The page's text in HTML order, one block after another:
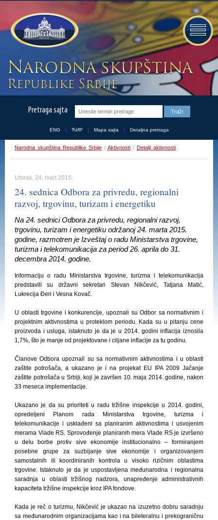
Pretraga sajta
ENG ЋИР Mapa sajta Detaljna pretraga
Narodna skupština Republike Srbije / Aktivnosti / Detalji aktivnosti
Utorak, 24. mart 2015.
24. sednica Odbora za privredu, regionalni
razvoj, trgovinu, turizam i energetiku
Na 24. sednici Odbora za privredu, regionalni razvoj,
trgovinu, turizam i energetiku održanoj 24. marta 2015.
godine, razmotren je Izveštaj o radu Ministarstva trgovine,
turizma i telekomunikacija za period 26. aprila do 31.
decembra 2014. godine.
Informaciju o radu Ministarstva trgovine, turizma i telekomunikacija
predstavili su državni sekretari Stevan Nikčević, Tatjana Matić,
Lukrecija Đeri i Vesna Kovač.
U oblasti trgovine i konkurencije, upoznali su Odbor sa normativnim i
projektnim aktivnostima u proteklom periodu. Kada su u pitanju cene
proizvoda i usluga, istaknuto je da je u 2014. godini inflacija iznosila
1,7%, što je manje od projektovane i ciljane inflacije za tu godinu.
Članove Odbora upoznali su sa normativnim aktivnostima i u oblasti
zaštite potrošača, a ukazano je i na projekat EU IPA 2009 Jačanje
zaštite potrošača u Srbiji, koji je završen 10. maja 2014. godine, nakon
33 meseca implementacije.
Ukazano je da su prioriteti u radu tržišne inspekcije u 2014. godini,
opredeljeni Planom rada Ministarstva trgovine, turizma i
telekomunikacije i usklađeni sa planiranim aktivnostima i usvojenim
merama Vlade RS. Sprovođenje planiranih mera Vlade RS je izvršeno
u delu borbe protiv sive ekonomije institucionalno – formiranjem
posebne grupe za suzbijanje sive ekonomije i organizovanjem
samostalnih ili koordiniranih kontrola u visoko rizičnim oblastima
trgovine. Istaknuto je da je uspostavljena međunarodna i regionalna
saradnja u oblasti tržišnog nadzora, unapređenje administrativnih
kapaciteta tržišne inspekcije kroz IPA fondove.
Kada je reč o turizmu, Nikčević je ukazao na izuzetno dobru saradnju
sa međunarodnim organizacijama kao i na bileteralnu i prekograničnu